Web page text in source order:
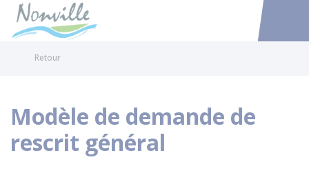
Accéder
Retour
Modèle de demande de
rescrit général